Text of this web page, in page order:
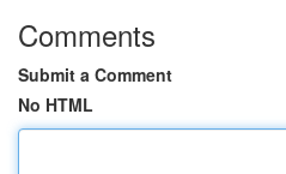
Comments
Submit a Comment
No HTML